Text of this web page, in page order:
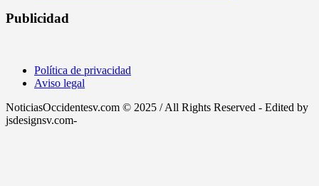
Publicidad
Política de privacidad
Aviso legal
NoticiasOccidentesv.com © 2025 / All Rights Reserved - Edited by
jsdesignsv.com-